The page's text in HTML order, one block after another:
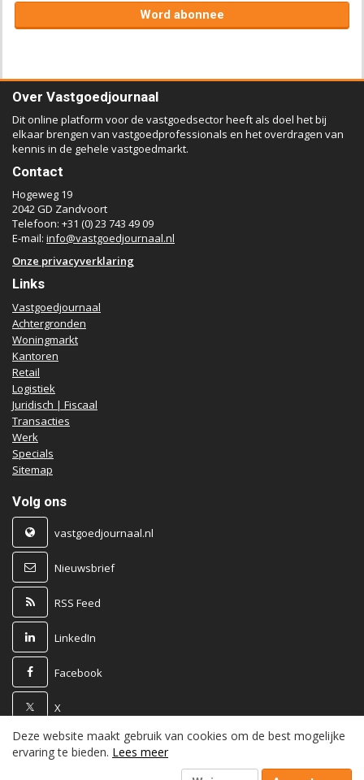
Word abonnee
Over Vastgoedjournaal
Dit online platform voor de vastgoedsector heeft als doel het bij
elkaar brengen van vastgoedprofessionals en het overdragen van
kennis in de gehele vastgoedmarkt.
Contact
Hogeweg 19
2042 GD Zandvoort
Telefoon: +31 (0) 23 743 49 09
E-mail: info@vastgoedjournaal.nl
Onze privacyverklaring
Links
Vastgoedjournaal
Achtergronden
Woningmarkt
Kantoren
Retail
Logistiek
Juridisch | Fiscaal
Transacties
Werk
Specials
Sitemap
Volg ons
vastgoedjournaal.nl
Nieuwsbrief
RSS Feed
LinkedIn
Facebook
X
Powered by
Deze website maakt gebruik van cookies om de best mogelijke
ervaring te bieden. Lees meer